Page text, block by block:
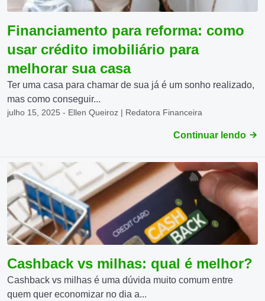
Financiamento para reforma: como
usar crédito imobiliário para
melhorar sua casa
Ter uma casa para chamar de sua já é um sonho realizado,
mas como conseguir...
julho 15, 2025 - Ellen Queiroz | Redatora Financeira
Continuar lendo
Cashback vs milhas: qual é melhor?
Cashback vs milhas é uma dúvida muito comum entre
quem quer economizar no dia a...